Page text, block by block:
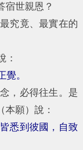
宿世親恩？
究竟、最實在的
覺。
，必得往生。是
願）說：
悉到彼國，自致